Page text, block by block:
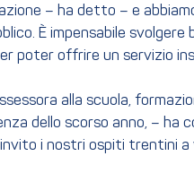
– ha detto – e
È impensabile
poter offrire un servizio
alla scuola,
dello scorso anno, –
i nostri ospiti trentini